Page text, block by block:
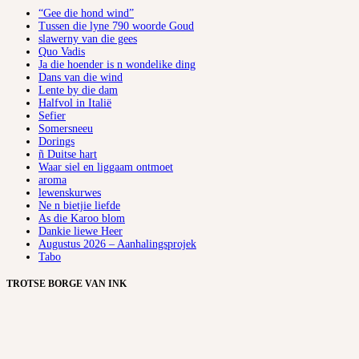
“Gee die hond wind”
Tussen die lyne 790 woorde Goud
slawerny van die gees
Quo Vadis
Ja die hoender is n wondelike ding
Dans van die wind
Lente by die dam
Halfvol in Italië
Sefier
Somersneeu
Dorings
ñ Duitse hart
Waar siel en liggaam ontmoet
aroma
lewenskurwes
Ne n bietjie liefde
As die Karoo blom
Dankie liewe Heer
Augustus 2026 – Aanhalingsprojek
Tabo
TROTSE BORGE VAN INK